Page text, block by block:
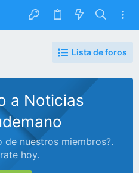
Lista de foros
a Noticias
de nuestros miembros?.
hoy.